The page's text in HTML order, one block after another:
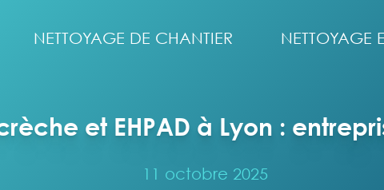
NETTOYAGE DE CHANTIER NETTOYAGE
et EHPAD à Lyon :
11 octobre 2025